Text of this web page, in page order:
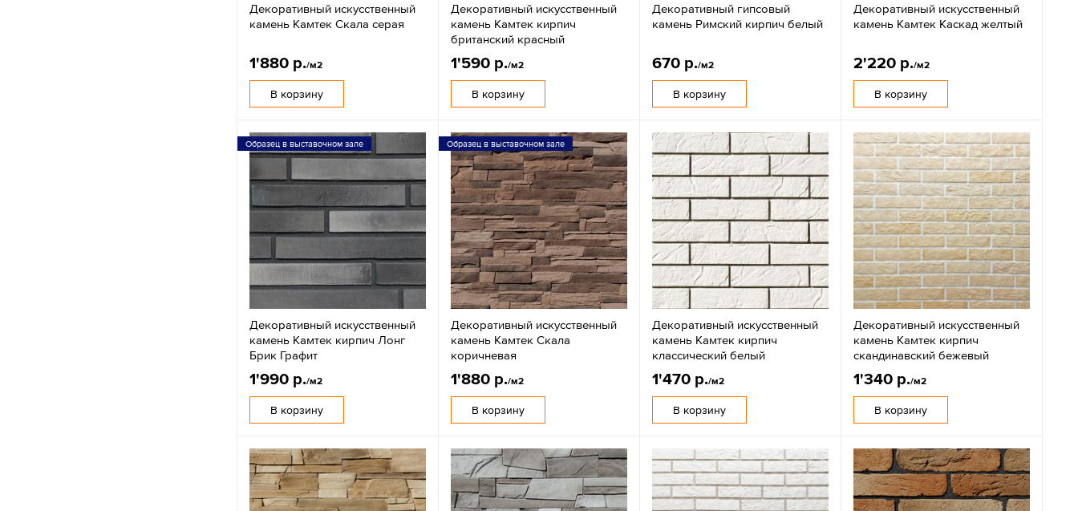
Декоративный искусственный
камень Камтек Скала серая
1'880 р./м2
В корзину
Декоративный искусственный
камень Камтек кирпич
британский красный
1'590 р./м2
В корзину
Декоративный гипсовый
камень Римский кирпич белый
670 р./м2
В корзину
Декоративный искусственный
камень Камтек Каскад желтый
2'220 р./м2
В корзину
Образец в выставочном зале
Декоративный искусственный
камень Камтек кирпич Лонг
Брик Графит
1'990 р./м2
В корзину
Образец в выставочном зале
Декоративный искусственный
камень Камтек Скала
коричневая
1'880 р./м2
В корзину
Декоративный искусственный
камень Камтек кирпич
классический белый
1'470 р./м2
В корзину
Декоративный искусственный
камень Камтек кирпич
скандинавский бежевый
1'340 р./м2
В корзину